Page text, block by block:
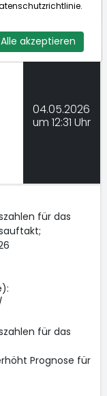
04.05.2026
um 12:31 Uhr
für das
für das
Prognose für
.
Alle akzeptieren